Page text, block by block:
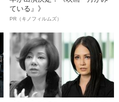
ている』》
PR（キノフィルムズ）